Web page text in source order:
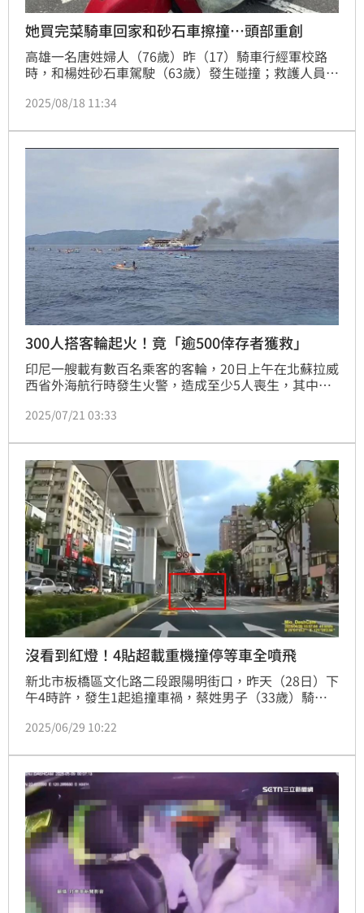
她買完菜騎車回家和砂石車擦撞…頭部重創
高雄一名唐姓婦人（76歲）昨（17）騎車行經軍校路
時，和楊姓砂石車駕駛（63歲）發生碰撞；救護人員到
在加護病房。此外，經警方調查，查出楊男駕駛的砂石
2025/08/18 11:34
300人搭客輪起火！竟「逾500倖存者獲救」
印尼一艘載有數百名乘客的客輪，20日上午在北蘇拉威
西省外海航行時發生火警，造成至少5人喪生，其中包
280名乘客與15名船員，最後獲救的倖存者人數竟高達
當中。
2025/07/21 03:33
沒看到紅燈！4貼超載重機撞停等車全噴飛
新北市板橋區文化路二段跟陽明街口，昨天（28日）下
午4時許，發生1起追撞車禍，蔡姓男子（33歲）騎乘
車前狀況，不慎追撞前方停等紅燈的簡姓女子（38歲）
傷，所幸經送醫均無大礙。警方獲報到場，蔡男及簡女
經酒測均未酒駕，但蔡男駕駛黃牌重機超載依規開罰，
確切事故發生原因及肇責還待警方後續調查釐清。
2025/06/29 10:22